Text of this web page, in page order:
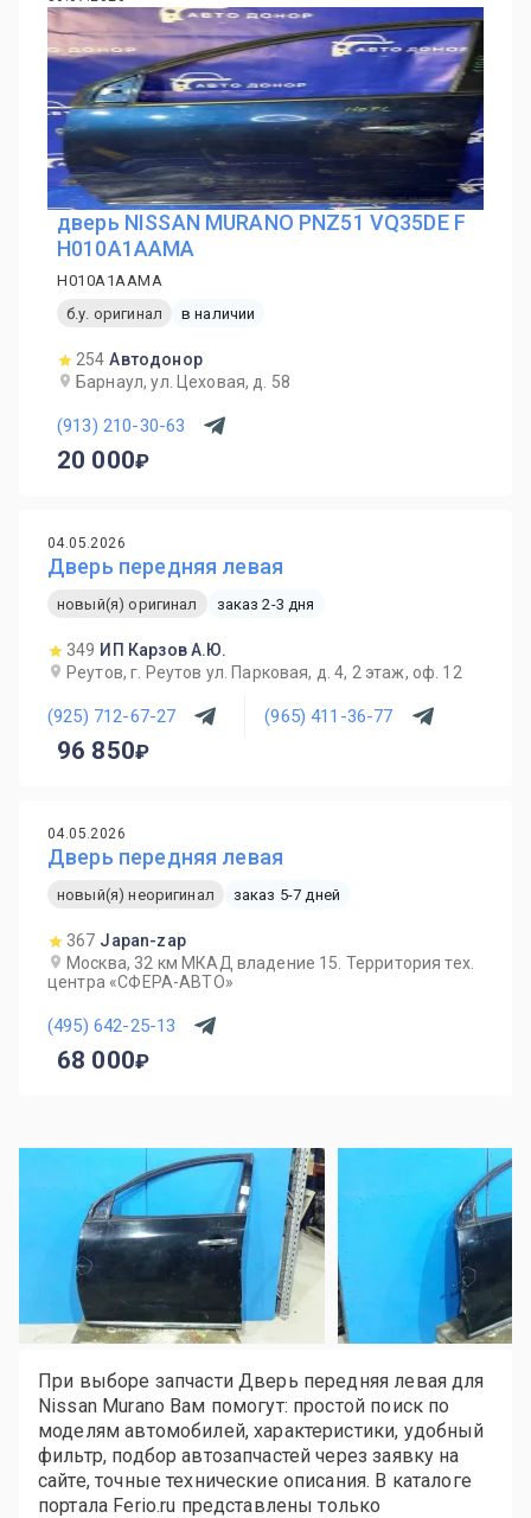
дверь NISSAN MURANO PNZ51 VQ35DE F
H010A1AAMA
H010A1AAMA
б.у. оригинал
в наличии
254 Автодонор
Барнаул, ул. Цеховая, д. 58
(913) 210-30-63
20 000
04.05.2026
Дверь передняя левая
новый(я) оригинал заказ 2-3 дня
349 ИП Карзов А.Ю.
Реутов, г. Реутов ул. Парковая, д. 4, 2 этаж, оф. 12
(925) 712-67-27 (965) 411-36-77
96 850
04.05.2026
Дверь передняя левая
новый(я) неоригинал заказ 5-7 дней
367 Japan-zap
Москва, 32 км МКАД владение 15. Территория тех.
центра «СФЕРА-АВТО»
(495) 642-25-13
68 000
При выборе запчасти Дверь передняя левая для
Nissan Murano Вам помогут: простой поиск по
моделям автомобилей, характеристики, удобный
фильтр, подбор автозапчастей через заявку на
сайте, точные технические описания. В каталоге
портала Ferio.ru представлены только